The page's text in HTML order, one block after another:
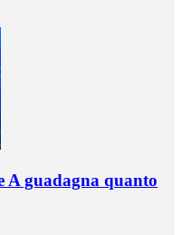
A guadagna quanto